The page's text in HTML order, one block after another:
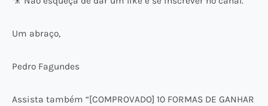
Um abraço,
Pedro Fagundes
Assista também “[COMPROVADO] 10 FORMAS DE GANHAR